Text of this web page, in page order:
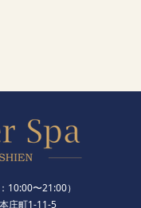
10:00〜21:00）
庄町1-11-5